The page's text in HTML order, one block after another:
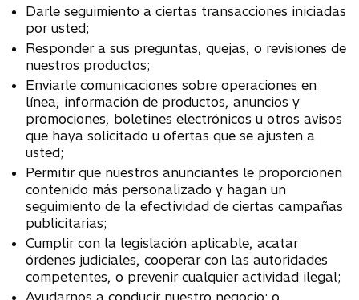
Darle seguimiento a ciertas transacciones iniciadas
por usted;
Responder a sus preguntas, quejas, o revisiones de
nuestros productos;
Enviarle comunicaciones sobre operaciones en
línea, información de productos, anuncios y
promociones, boletines electrónicos u otros avisos
que haya solicitado u ofertas que se ajusten a
usted;
Permitir que nuestros anunciantes le proporcionen
contenido más personalizado y hagan un
seguimiento de la efectividad de ciertas campañas
publicitarias;
Cumplir con la legislación aplicable, acatar
órdenes judiciales, cooperar con las autoridades
competentes, o prevenir cualquier actividad ilegal;
Ayudarnos a conducir nuestro negocio; o